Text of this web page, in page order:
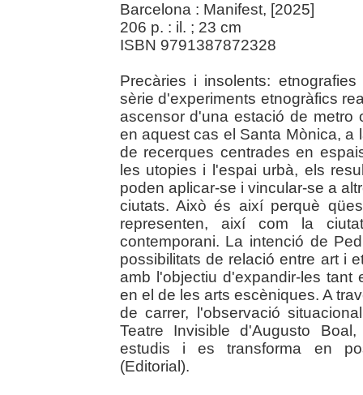
Barcelona : Manifest, [2025]
206 p. : il. ; 23 cm
ISBN 9791387872328
Precàries i insolents:
sèrie d'experiments etnogràfics
ascensor d'una estació de metro
en aquest cas el Santa Mònica, a
de recerques centrades en
les utopies i l'espai urbà, els
poden aplicar-se i vincular-se a
ciutats. Això és així perquè
representen, així com la
contemporani. La intenció de
possibilitats de relació entre art i
amb l'objectiu d'expandir-les
en el de les arts escèniques. A
de carrer, l'observació
Teatre Invisible d'Augusto
estudis i es transforma en
(Editorial).